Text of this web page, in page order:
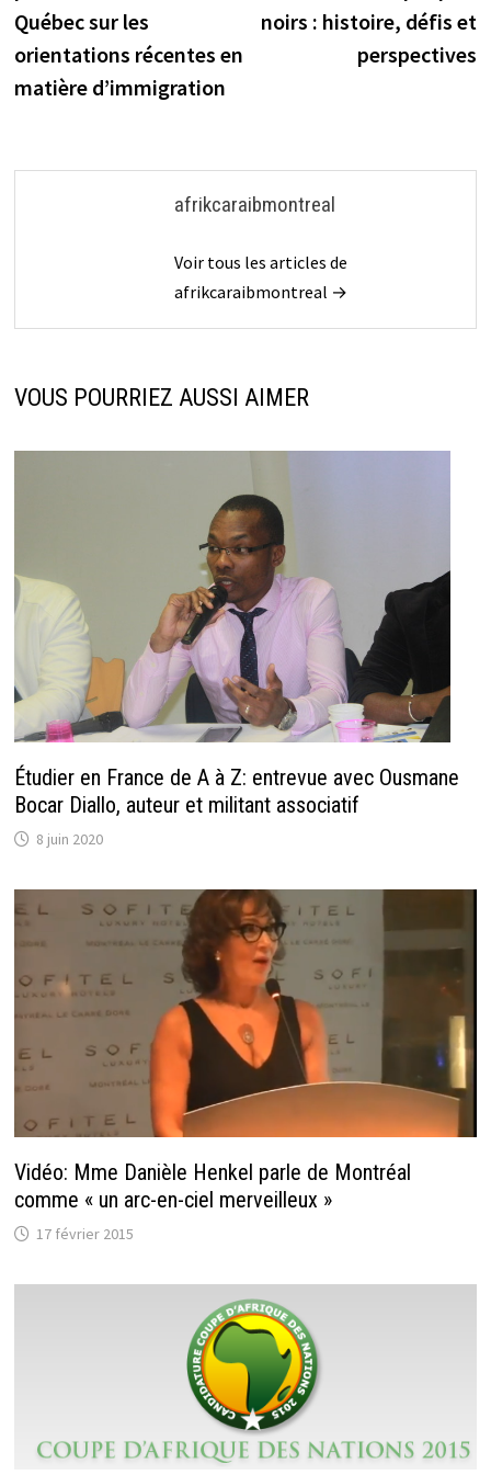
l’article
Québec sur les
orientations récentes en
matière d’immigration
noirs : histoire, défis et
perspectives
afrikcaraibmontreal
Voir tous les articles de
afrikcaraibmontreal →
VOUS POURRIEZ AUSSI AIMER
Étudier en France de A à Z: entrevue avec Ousmane
Bocar Diallo, auteur et militant associatif
8 juin 2020
Vidéo: Mme Danièle Henkel parle de Montréal
comme « un arc-en-ciel merveilleux »
17 février 2015